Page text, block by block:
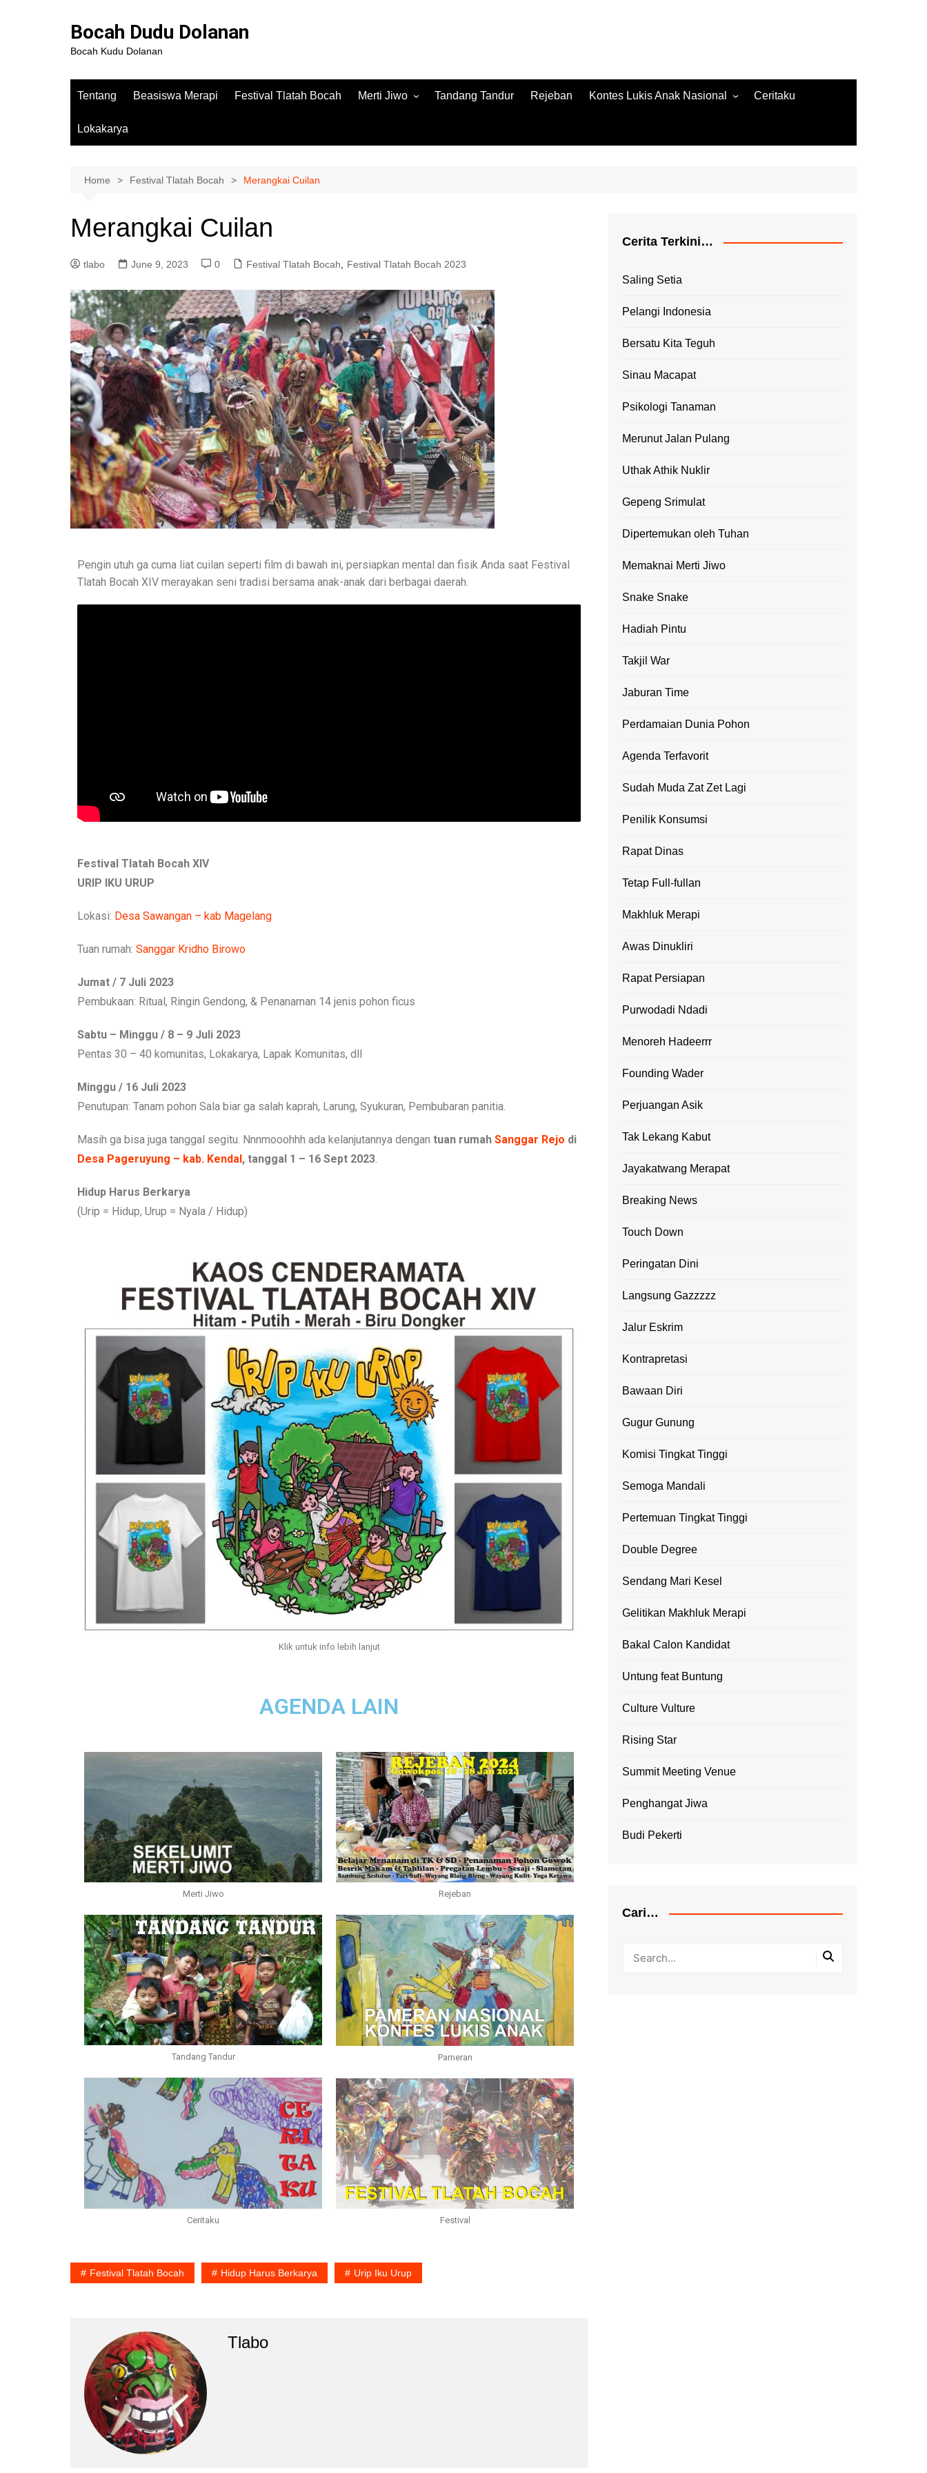
Bocah Dudu Dolanan
Bocah Kudu Dolanan
Tentang Beasiswa Merapi Festival Tlatah Bocah Merti Jiwo
Merti Jiwo 2023
Tandang Tandur Rejeban Kontes Lukis Anak Nasional
Jambore Gambar 2020
Ceritaku
Lokakarya
Home Festival Tlatah Bocah Merangkai Cuilan
Merangkai Cuilan
tlabo June 9, 2023 0 Festival Tlatah Bocah Festival Tlatah Bocah 2023
Pengin utuh ga cuma liat cuilan seperti film di bawah ini, persiapkan mental dan fisik Anda saat Festival
Tlatah Bocah XIV merayakan seni tradisi bersama anak-anak dari berbagai daerah.
Festival Tlatah Bocah XIV
URIP IKU URUP
Lokasi: Desa Sawangan – kab Magelang
Tuan rumah: Sanggar Kridho Birowo
Jumat / 7 Juli 2023
Pembukaan: Ritual, Ringin Gendong, & Penanaman 14 jenis pohon ficus
Sabtu – Minggu / 8 – 9 Juli 2023
Pentas 30 – 40 komunitas, Lokakarya, Lapak Komunitas, dll
Minggu / 16 Juli 2023
Penutupan: Tanam pohon Sala biar ga salah kaprah, Larung, Syukuran, Pembubaran panitia.
Masih ga bisa juga tanggal segitu. Nnnmooohhh ada kelanjutannya dengan tuan rumah Sanggar Rejo di
Desa Pageruyung – kab. Kendal, tanggal 1 – 16 Sept 2023.
Hidup Harus Berkarya
(Urip = Hidup, Urup = Nyala / Hidup)
Klik untuk info lebih lanjut
AGENDA LAIN
Merti Jiwo
Tandang Tandur
Ceritaku
Rejeban
Pameran
Festival
Festival Tlatah Bocah Hidup Harus Berkarya Urip Iku Urup
Tlabo
Cerita Terkini…
Saling Setia
Pelangi Indonesia
Bersatu Kita Teguh
Sinau Macapat
Psikologi Tanaman
Merunut Jalan Pulang
Uthak Athik Nuklir
Gepeng Srimulat
Dipertemukan oleh Tuhan
Memaknai Merti Jiwo
Snake Snake
Hadiah Pintu
Takjil War
Jaburan Time
Perdamaian Dunia Pohon
Agenda Terfavorit
Sudah Muda Zat Zet Lagi
Penilik Konsumsi
Rapat Dinas
Tetap Full-fullan
Makhluk Merapi
Awas Dinukliri
Rapat Persiapan
Purwodadi Ndadi
Menoreh Hadeerrr
Founding Wader
Perjuangan Asik
Tak Lekang Kabut
Jayakatwang Merapat
Breaking News
Touch Down
Peringatan Dini
Langsung Gazzzzz
Jalur Eskrim
Kontrapretasi
Bawaan Diri
Gugur Gunung
Komisi Tingkat Tinggi
Semoga Mandali
Pertemuan Tingkat Tinggi
Double Degree
Sendang Mari Kesel
Gelitikan Makhluk Merapi
Bakal Calon Kandidat
Untung feat Buntung
Culture Vulture
Rising Star
Summit Meeting Venue
Penghangat Jiwa
Budi Pekerti
Cari…